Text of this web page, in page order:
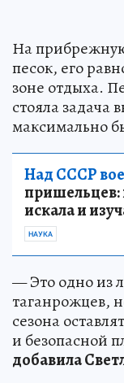
На
песок, его
зоне отдыха.
стояла задача
максимально
Над СССР
пришельцев:
искала и
НАУКА
— Это одно из
таганрожцев,
сезона
и безопасной
добавила